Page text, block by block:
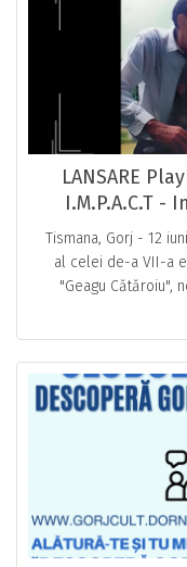
LANSARE
I.M.P.A.C.T -
Promovarea
CU OCAZIA
Tismana, Gorj - 12
al celei de-a VII-a
"Geagu Cătăroiu",